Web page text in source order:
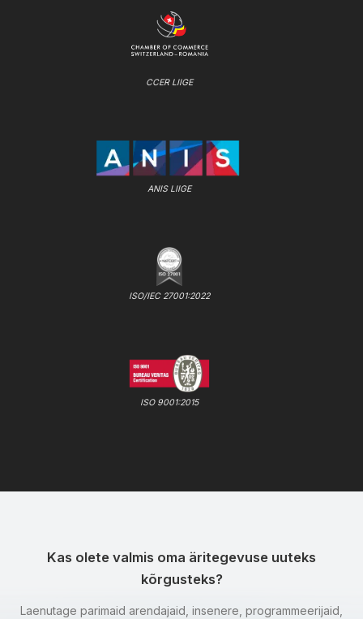
CCER LIIGE
ANIS LIIGE
ISO/IEC 27001:2022
ISO 9001:2015
Kas olete valmis oma äritegevuse uuteks
kõrgusteks?
Laenutage parimaid arendajaid, insenere, programmeerijaid,